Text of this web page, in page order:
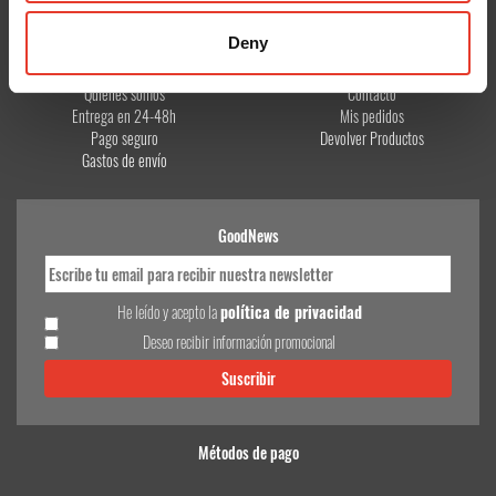
Deny
Quiénes somos
Entrega en 24-48h
Pago seguro
Gastos de envío
Contacto
Mis pedidos
Devolver Productos
GoodNews
He leído y acepto lapolítica de privacidad
Deseo recibir información promocional
Métodos de pago